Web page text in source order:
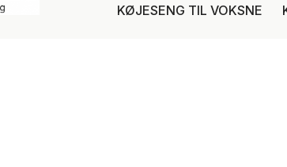
KØJESENG TIL VOKSNE